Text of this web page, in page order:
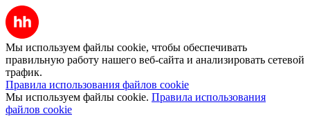
Мы используем файлы cookie, чтобы обеспечивать
правильную работу нашего веб-сайта и анализировать сетевой
трафик.
Правила использования файлов cookie
Мы используем файлы cookie. Правила использования
файлов cookie